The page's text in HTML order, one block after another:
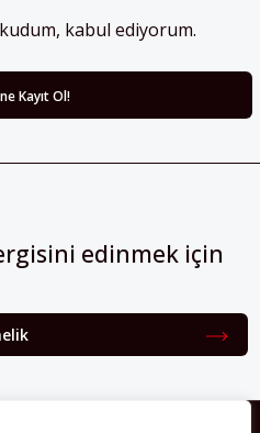
kabul ediyorum.
edinmek için